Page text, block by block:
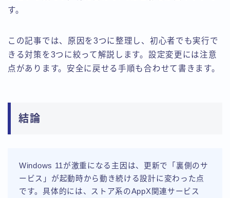
す。
この記事では、原因を3つに整理し、初心者でも実行で
きる対策を3つに絞って解説します。設定変更には注意
点があります。安全に戻せる手順も合わせて書きます。
結論
Windows 11が激重になる主因は、更新で「裏側のサ
ービス」が起動時から動き続ける設計に変わった点
です。具体的には、ストア系のAppX関連サービス